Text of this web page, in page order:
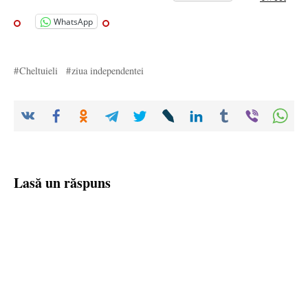
WhatsApp
Cheltuieli ziua independentei
Lasă un răspuns